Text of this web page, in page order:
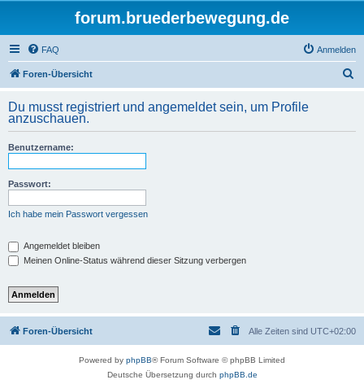
forum.bruederbewegung.de
FAQ Anmelden
Foren-Übersicht
h
Du musst registriert und angemeldet sein, um Profile
anzuschauen.
Benutzername:
Passwort:
Ich habe mein Passwort vergessen
Angemeldet bleiben
Meinen Online-Status während dieser Sitzung verbergen
Foren-Übersicht Alle Zeiten sind UTC+02:00
Powered by phpBB® Forum Software © phpBB Limited
Deutsche Übersetzung durch phpBB.de